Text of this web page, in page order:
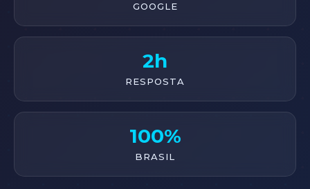
GOOGLE
2h
RESPOSTA
100%
BRASIL